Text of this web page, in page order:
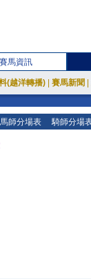
賽馬資訊
(越洋轉播) 賽馬新聞
師分場表 騎師分場